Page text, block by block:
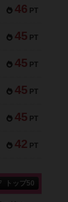
46 PT
45 PT
45 PT
45 PT
45 PT
42 PT
トップ50